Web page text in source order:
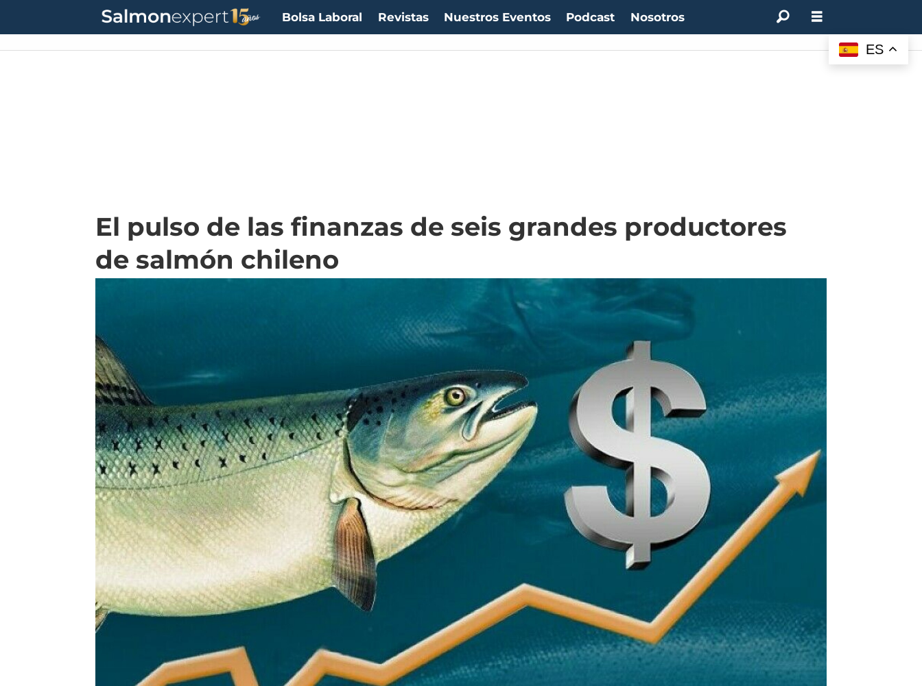
Bolsa Laboral Revistas Nuestros Eventos Podcast Nosotros
El pulso de las finanzas de seis grandes productores
de salmón chileno
ES